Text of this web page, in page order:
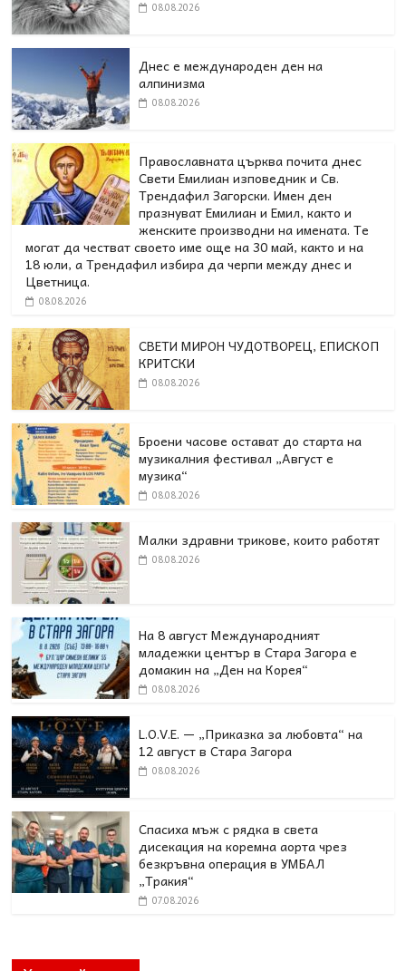
08.08.2026
Днес е международен ден на
алпинизма
08.08.2026
Православната църква почита днес
Свети Емилиан изповедник и Св.
Трендафил Загорски. Имен ден
празнуват Емилиан и Емил, както и
женските производни на имената. Те
могат да честват своето име още на 30 май, както и на
18 юли, а Трендафил избира да черпи между днес и
Цветница.
08.08.2026
СВЕТИ МИРОН ЧУДОТВОРЕЦ, ЕПИСКОП
КРИТСКИ
08.08.2026
Броени часове остават до старта на
музикалния фестивал „Август е
музика“
08.08.2026
Малки здравни трикове, които работят
08.08.2026
На 8 август Международният
младежки център в Стара Загора е
домакин на „Ден на Корея“
08.08.2026
L.O.V.E. — „Приказка за любовта“ на
12 август в Стара Загора
08.08.2026
Спасиха мъж с рядка в света
дисекация на коремна аорта чрез
безкръвна операция в УМБАЛ
„Тракия“
07.08.2026